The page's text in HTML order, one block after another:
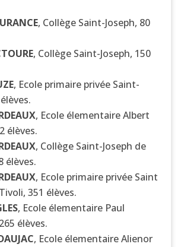
, Collège Saint-Joseph, 80
, Collège Saint-Joseph, 150
, Ecole primaire privée Saint-
, Ecole élementaire Albert
élèves.
, Collège Saint-Joseph de
élèves.
, Ecole primaire privée Saint
351 élèves.
, Ecole élementaire Paul
élèves.
, Ecole élementaire Alienor